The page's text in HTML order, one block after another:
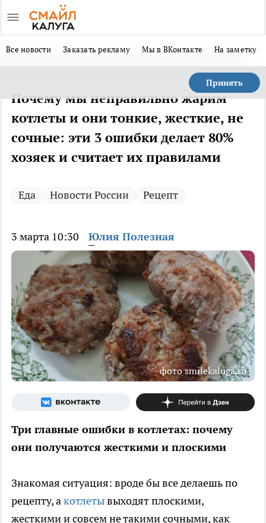
Все новости Заказать рекламу Мы в ВКонтакте На заметку
Принять
Почему мы неправильно жарим
котлеты и они тонкие, жесткие, не
сочные: эти 3 ошибки делает 80%
хозяек и считает их правилами
Еда Новости России Рецепт
3 марта 10:30 Юлия Полезная
фото smilekaluga.ru
Три главные ошибки в котлетах: почему
они получаются жесткими и плоскими
Знакомая ситуация: вроде бы все делаешь по
рецепту, акотлетывыходят плоскими,
жесткими и совсем не такими сочными, как